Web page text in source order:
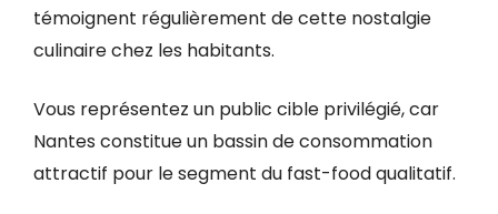
témoignent régulièrement de cette nostalgie
culinaire chez les habitants.
Vous représentez un public cible privilégié, car
Nantes constitue un bassin de consommation
attractif pour le segment du fast-food qualitatif.